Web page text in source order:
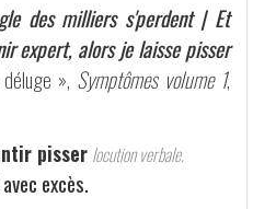
des milliers s'perdent | Et
expert, alors je laisse pisser
», Symptômes volume 1,
pisser locution verbale.
excès.